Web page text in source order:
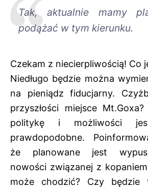
Tak, aktualnie mamy
podążać w tym kierunku.
Czekam z niecierpliwością! Co
Niedługo będzie można
na pieniądz fiducjarny.
przyszłości miejsce
politykę i możliwości
prawdopodobne.
że planowane jest
nowości związanej z
może chodzić? Czy będzie